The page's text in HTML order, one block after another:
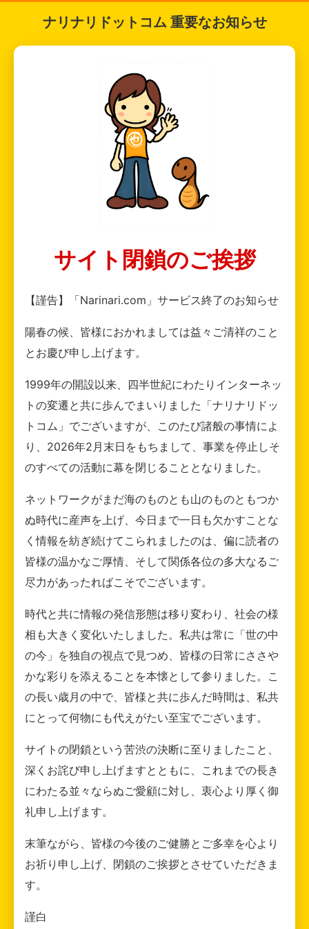
ナリナリドットコム 重要なお知らせ
サイト閉鎖のご挨拶
【謹告】「Narinari.com」サービス終了のお知らせ
陽春の候、皆様におかれましては益々ご清祥のこと
とお慶び申し上げます。
1999年の開設以来、四半世紀にわたりインターネッ
トの変遷と共に歩んでまいりました「ナリナリドッ
トコム」でございますが、このたび諸般の事情によ
り、2026年2月末日をもちまして、事業を停止しそ
のすべての活動に幕を閉じることとなりました。
ネットワークがまだ海のものとも山のものともつか
ぬ時代に産声を上げ、今日まで一日も欠かすことな
く情報を紡ぎ続けてこられましたのは、偏に読者の
皆様の温かなご厚情、そして関係各位の多大なるご
尽力があったればこそでございます。
時代と共に情報の発信形態は移り変わり、社会の様
相も大きく変化いたしました。私共は常に「世の中
の今」を独自の視点で見つめ、皆様の日常にささや
かな彩りを添えることを本懐として参りました。こ
の長い歳月の中で、皆様と共に歩んだ時間は、私共
にとって何物にも代えがたい至宝でございます。
サイトの閉鎖という苦渋の決断に至りましたこと、
深くお詫び申し上げますとともに、これまでの長き
にわたる並々ならぬご愛顧に対し、衷心より厚く御
礼申し上げます。
末筆ながら、皆様の今後のご健勝とご多幸を心より
お祈り申し上げ、閉鎖のご挨拶とさせていただきま
す。
謹白